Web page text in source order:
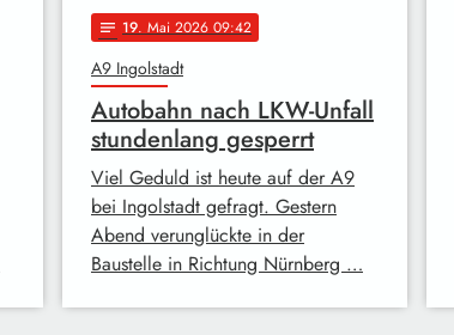
notes 19. Mai 2026 09:42
A9 Ingolstadt
Autobahn nach LKW-Unfall
stundenlang gesperrt
Viel Geduld ist heute auf der A9
bei Ingolstadt gefragt. Gestern
Abend verunglückte in der
Baustelle in Richtung Nürnberg …